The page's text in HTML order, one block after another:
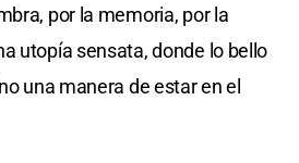
por la memoria, por la
utopía sensata, donde lo bello
una manera de estar en el